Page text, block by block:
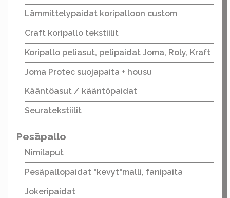
Lämmittelypaidat koripalloon custom
Craft koripallo tekstiilit
Koripallo peliasut, pelipaidat Joma, Roly, Kraft
Joma Protec suojapaita + housu
Kääntöasut / kääntöpaidat
Seuratekstiilit
Pesäpallo
Nimilaput
Pesäpallopaidat "kevyt"malli, fanipaita
Jokeripaidat